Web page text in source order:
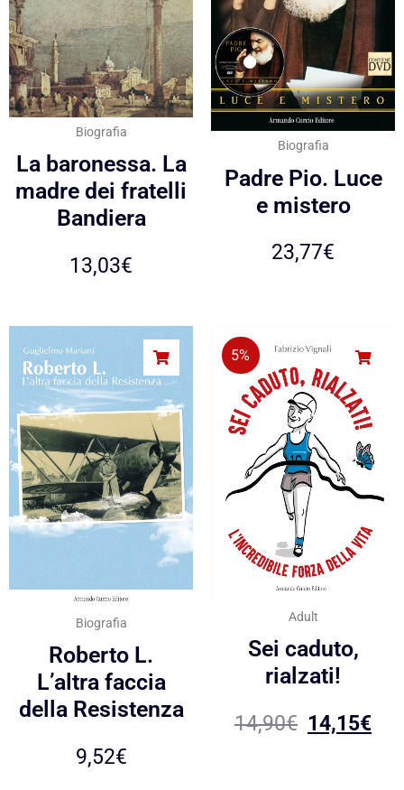
Biografia
La baronessa. La
madre dei fratelli
Bandiera
13,03€
Biografia
Padre Pio. Luce
e mistero
23,77€
Biografia
Roberto L.
L’altra faccia
della Resistenza
9,52€
5%
Adult
Sei caduto,
rialzati!
14,90€ 14,15€